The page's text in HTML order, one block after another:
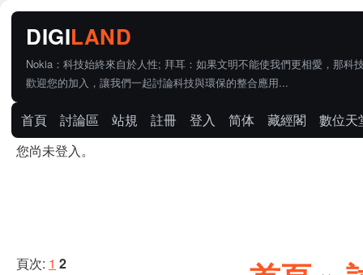
Nokia：科技始終來自於人性; 拜耳：如果文明不能使我們更相愛，那科
歡迎您的加入，讓我們一起討論科技與環保的整合應用...
首頁 討論區 站規 註冊 登入 简体 藏經閣
數位天
您尚未登入。
頁次: 1 2